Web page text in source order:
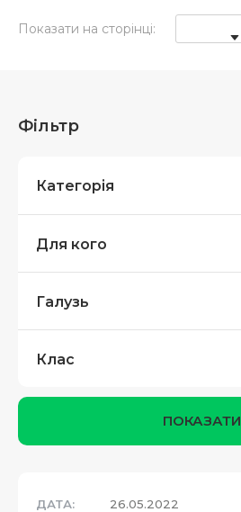
Показати на сторінці:
Фільтр
Категорія
Для кого
Галузь
Клас
ПОКАЗАТИ
ДАТА: 26.05.2022